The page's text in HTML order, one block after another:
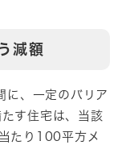
減額
、一定のバリア
す住宅は、当該
たり100平方メ